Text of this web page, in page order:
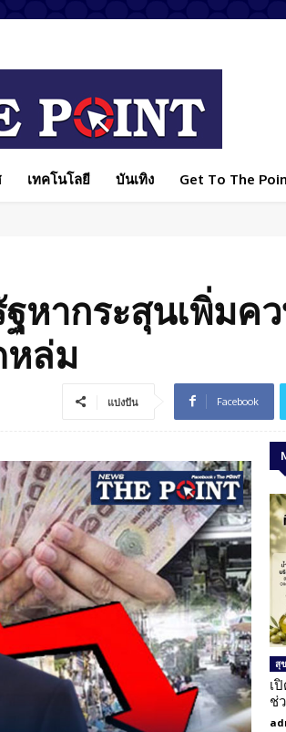
เทคโนโลยี บันเทิง Get To The
หากระสุนเพิ่มค
หล่ม
แบ่งปัน Facebook
สุ
เ
ช่